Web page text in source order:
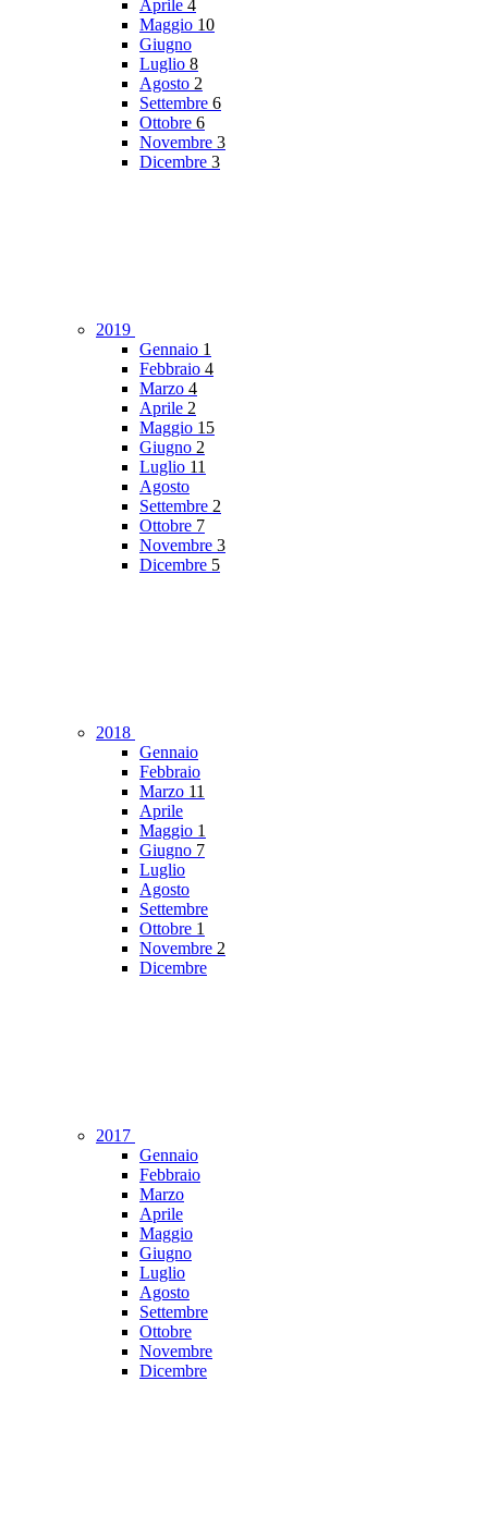
Aprile 4
Maggio 10
Giugno
Luglio 8
Agosto 2
Settembre 6
Ottobre 6
Novembre 3
Dicembre 3
2019
Gennaio 1
Febbraio 4
Marzo 4
Aprile 2
Maggio 15
Giugno 2
Luglio 11
Agosto
Settembre 2
Ottobre 7
Novembre 3
Dicembre 5
2018
Gennaio
Febbraio
Marzo 11
Aprile
Maggio 1
Giugno 7
Luglio
Agosto
Settembre
Ottobre 1
Novembre 2
Dicembre
2017
Gennaio
Febbraio
Marzo
Aprile
Maggio
Giugno
Luglio
Agosto
Settembre
Ottobre
Novembre
Dicembre